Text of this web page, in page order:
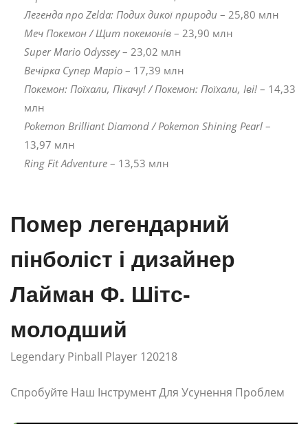
Легенда про Zelda: Подих дикої природи – 25,80 млн
Меч Покемон / Щит покемонів – 23,90 млн
Super Mario Odyssey– 23,02 млн
Вечірка Супер Маріо – 17,39 млн
Покемон: Поїхали, Пікачу! / Покемон: Поїхали, Іві! – 14,33
млн
Pokemon Brilliant Diamond / Pokemon Shining Pearl –
13,97 млн
Ring Fit Adventure – 13,53 млн
Помер легендарний
пінболіст і дизайнер
Лайман Ф. Шітс-
молодший
Legendary Pinball Player 120218
Спробуйте Наш Інструмент Для Усунення Проблем